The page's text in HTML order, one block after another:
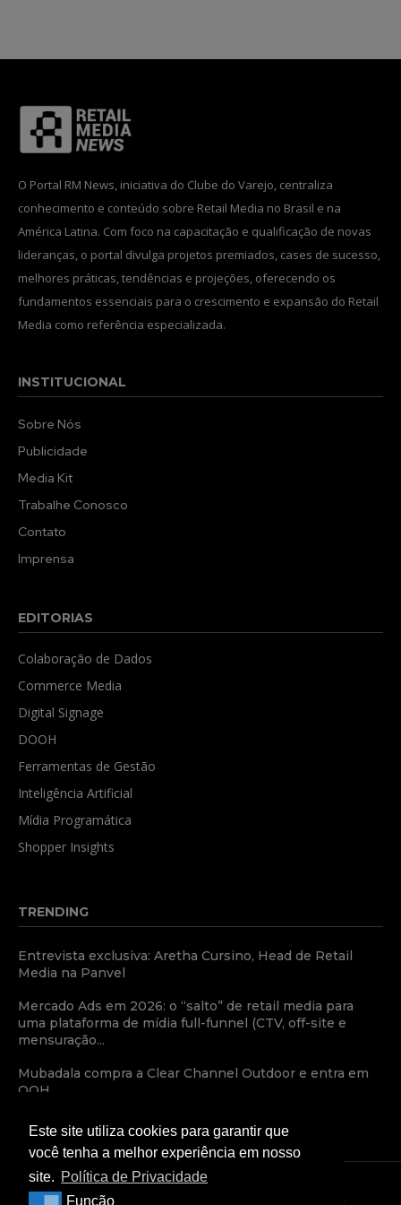
Li e aceito aPolítica de Privacidade
12,345
Fãs
5,678
Seguidores
12,345
Seguidores
O Portal RM News, iniciativa do Clube do Varejo, centraliza
conhecimento e conteúdo sobre Retail Media no Brasil e na
América Latina. Com foco na capacitação e qualificação de novas
lideranças, o portal divulga projetos premiados, cases de sucesso,
melhores práticas, tendências e projeções, oferecendo os
fundamentos essenciais para o crescimento e expansão do Retail
Media como referência especializada.
INSTITUCIONAL
Sobre Nós
Publicidade
Media Kit
Trabalhe Conosco
Contato
Imprensa
EDITORIAS
Colaboração de Dados
Commerce Media
Digital Signage
DOOH
Ferramentas de Gestão
Inteligência Artificial
Mídia Programática
Shopper Insights
TRENDING
Entrevista exclusiva: Aretha Cursino, Head de Retail
Media na Panvel
Mercado Ads em 2026: o “salto” de retail media para
uma plataforma de mídia full-funnel (CTV, off-site e
mensuração...
Mubadala compra a Clear Channel Outdoor e entra em
OOH
Este site utiliza cookies para garantir que
você tenha a melhor experiência em nosso
site. Política de Privacidade
Função